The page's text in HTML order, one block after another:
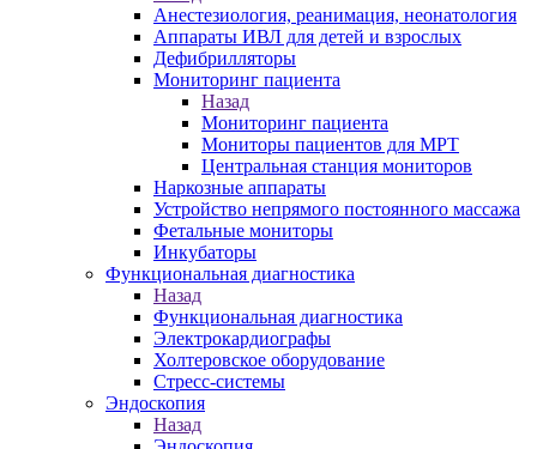
Анестезиология, реанимация, неонатология
Аппараты ИВЛ для детей и взрослых
Дефибрилляторы
Мониторинг пациента
Назад
Мониторинг пациента
Мониторы пациентов для МРТ
Центральная станция мониторов
Наркозные аппараты
Устройство непрямого постоянного массажа
Фетальные мониторы
Инкубаторы
Функциональная диагностика
Назад
Функциональная диагностика
Электрокардиографы
Холтеровское оборудование
Стресс-системы
Эндоскопия
Назад